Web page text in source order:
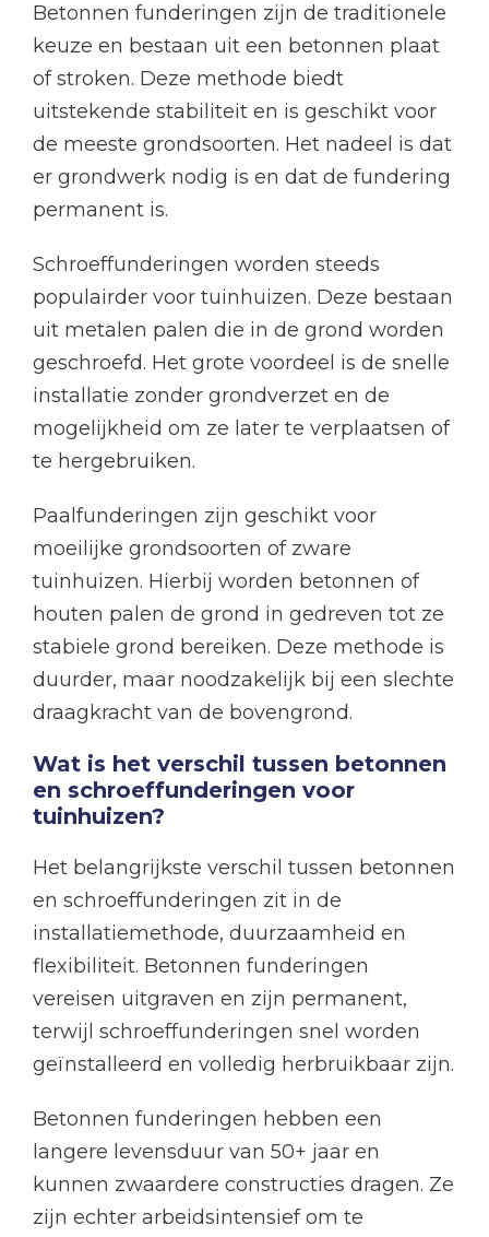
Betonnen funderingen zijn de traditionele
keuze en bestaan uit een betonnen plaat
of stroken. Deze methode biedt
uitstekende stabiliteit en is geschikt voor
de meeste grondsoorten. Het nadeel is dat
er grondwerk nodig is en dat de fundering
permanent is.
Schroeffunderingen worden steeds
populairder voor tuinhuizen. Deze bestaan
uit metalen palen die in de grond worden
geschroefd. Het grote voordeel is de snelle
installatie zonder grondverzet en de
mogelijkheid om ze later te verplaatsen of
te hergebruiken.
Paalfunderingen zijn geschikt voor
moeilijke grondsoorten of zware
tuinhuizen. Hierbij worden betonnen of
houten palen de grond in gedreven tot ze
stabiele grond bereiken. Deze methode is
duurder, maar noodzakelijk bij een slechte
draagkracht van de bovengrond.
Wat is het verschil tussen betonnen
en schroeffunderingen voor
tuinhuizen?
Het belangrijkste verschil tussen betonnen
en schroeffunderingen zit in de
installatiemethode, duurzaamheid en
flexibiliteit. Betonnen funderingen
vereisen uitgraven en zijn permanent,
terwijl schroeffunderingen snel worden
geïnstalleerd en volledig herbruikbaar zijn.
Betonnen funderingen hebben een
langere levensduur van 50+ jaar en
kunnen zwaardere constructies dragen. Ze
zijn echter arbeidsintensief om te